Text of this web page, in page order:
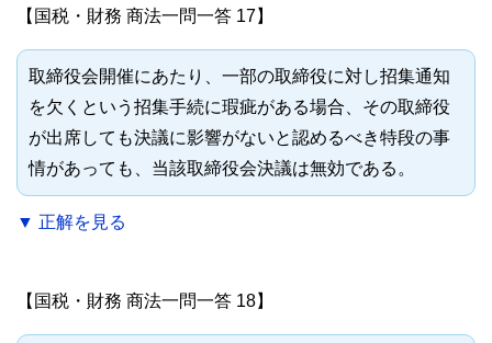
【国税・財務 商法一問一答 17】
取締役会開催にあたり、一部の取締役に対し招集通知
を欠くという招集手続に瑕疵がある場合、その取締役
が出席しても決議に影響がないと認めるべき特段の事
情があっても、当該取締役会決議は無効である。
▼ 正解を見る
【国税・財務 商法一問一答 18】